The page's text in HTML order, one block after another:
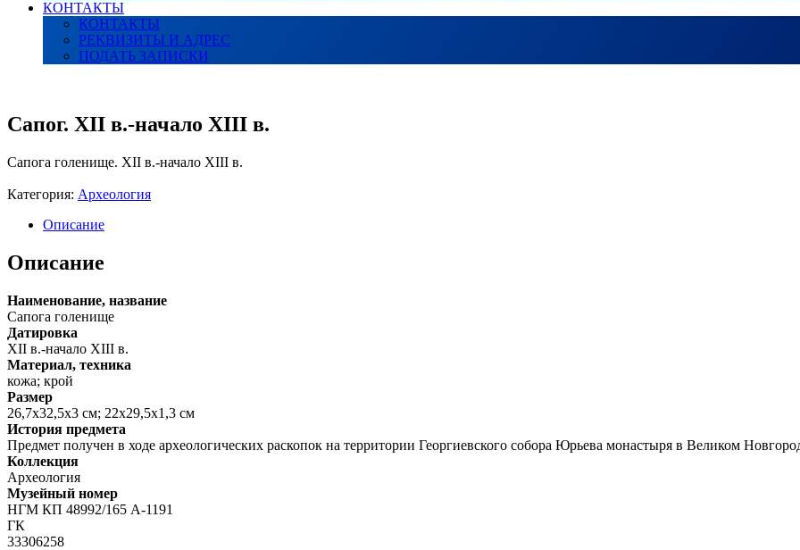
КОНТАКТЫ
КОНТАКТЫ
РЕКВИЗИТЫ И АДРЕС
ПОДАТЬ ЗАПИСКИ
Сапог. XII в.-начало XIII в.
Сапога голенище. XII в.-начало XIII в.
Категория: Археология
Описание
Описание
Наименование, название
Сапога голенище
Датировка
XII в.-начало XIII в.
Материал, техника
кожа; крой
Размер
26,7х32,5х3 см; 22х29,5х1,3 см
История предмета
Предмет получен в ходе археологических раскопок на территории Георгиевского собора Юрьева монастыря в Великом
Коллекция
Археология
Музейный номер
НГМ КП 48992/165 А-1191
ГК
33306258